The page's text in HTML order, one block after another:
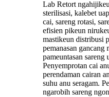
Lab Retort
sterilisasi, kalebet
cai, sareng rotasi,
efisien pikeun
mastikeun distribusi
pemanasan gancang
pameuntasan sareng
Penyemprotan cai
perendaman cairan
suhu anu seragam.
ngarobih sareng